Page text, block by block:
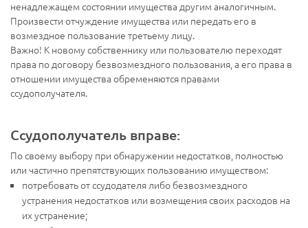
ненадлежащем состоянии имущества другим аналогичным.
Произвести отчуждение имущества или передать его в
возмездное пользование третьему лицу.
Важно! К новому собственнику или пользователю переходят
права по договору безвозмездного пользования, а его права в
отношении имущества обременяются правами
ссудополучателя.
Ссудополучатель вправе:
По своему выбору при обнаружении недостатков, полностью
или частично препятствующих пользованию имуществом:
потребовать от ссудодателя либо безвозмездного
устранения недостатков или возмещения своих расходов на
их устранение;